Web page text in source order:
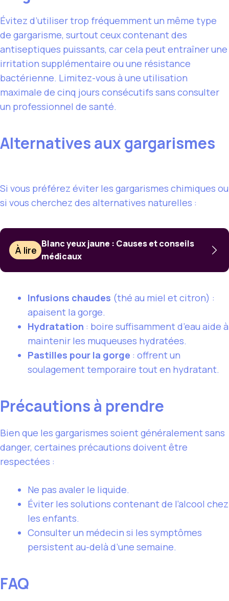
Évitez d’utiliser trop fréquemment un même type
de gargarisme, surtout ceux contenant des
antiseptiques puissants, car cela peut entraîner une
irritation supplémentaire ou une résistance
bactérienne. Limitez-vous à une utilisation
maximale de cinq jours consécutifs sans consulter
un professionnel de santé.
Alternatives aux gargarismes
Si vous préférez éviter les gargarismes chimiques ou
si vous cherchez des alternatives naturelles :
À lire
Blanc yeux jaune : Causes et conseils
médicaux
Infusions chaudes (thé au miel et citron) :
apaisent la gorge.
Hydratation : boire suffisamment d’eau aide à
maintenir les muqueuses hydratées.
Pastilles pour la gorge : offrent un
soulagement temporaire tout en hydratant.
Précautions à prendre
Bien que les gargarismes soient généralement sans
danger, certaines précautions doivent être
respectées :
Ne pas avaler le liquide.
Éviter les solutions contenant de l’alcool chez
les enfants.
Consulter un médecin si les symptômes
persistent au-delà d’une semaine.
FAQ